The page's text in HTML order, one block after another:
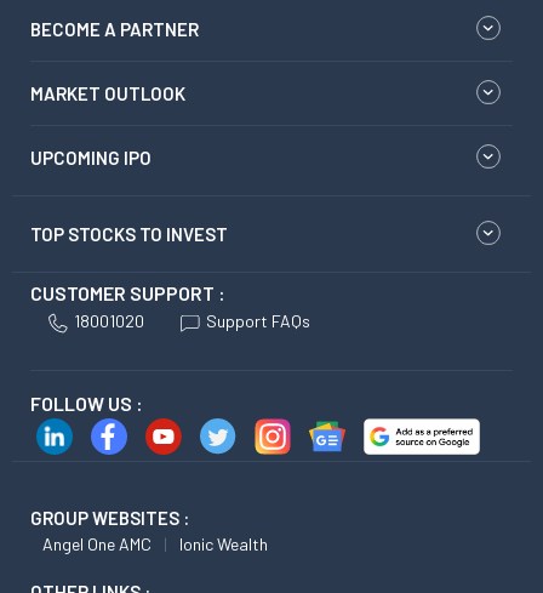
BECOME A PARTNER
MARKET OUTLOOK
UPCOMING IPO
TOP STOCKS TO INVEST
CUSTOMER SUPPORT :
18001020 Support FAQs
FOLLOW US :
GROUP WEBSITES :
Angel One AMC Ionic Wealth